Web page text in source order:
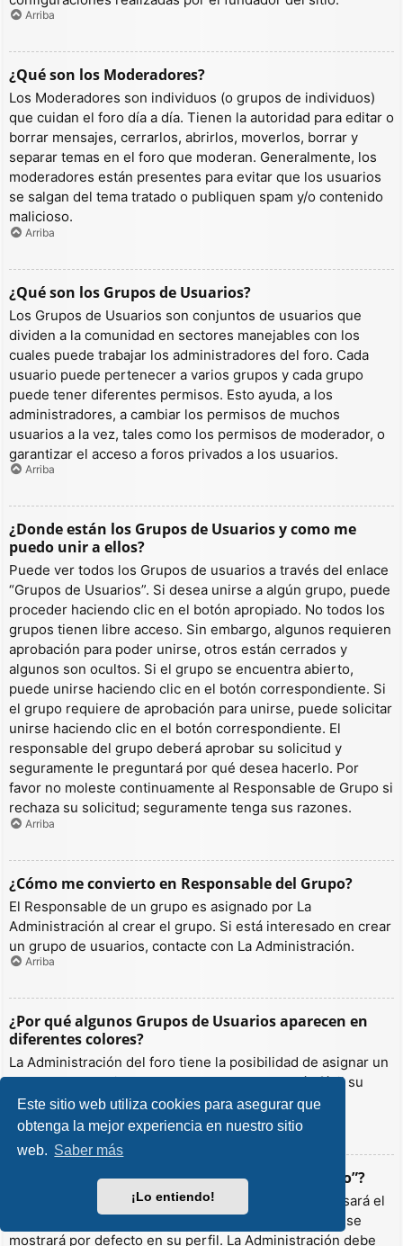
Este sitio web utiliza cookies para asegurar que
obtenga la mejor experiencia en nuestro sitio
web. Saber más
¡Lo entiendo!
Arriba
¿Qué son los Moderadores?
Los Moderadores son individuos (o grupos de individuos)
que cuidan el foro día a día. Tienen la autoridad para editar o
borrar mensajes, cerrarlos, abrirlos, moverlos, borrar y
separar temas en el foro que moderan. Generalmente, los
moderadores están presentes para evitar que los usuarios
se salgan del tema tratado o publiquen spam y/o contenido
malicioso.
Arriba
¿Qué son los Grupos de Usuarios?
Los Grupos de Usuarios son conjuntos de usuarios que
dividen a la comunidad en sectores manejables con los
cuales puede trabajar los administradores del foro. Cada
usuario puede pertenecer a varios grupos y cada grupo
puede tener diferentes permisos. Esto ayuda, a los
administradores, a cambiar los permisos de muchos
usuarios a la vez, tales como los permisos de moderador, o
garantizar el acceso a foros privados a los usuarios.
Arriba
¿Donde están los Grupos de Usuarios y como me
puedo unir a ellos?
Puede ver todos los Grupos de usuarios a través del enlace
“Grupos de Usuarios”. Si desea unirse a algún grupo, puede
proceder haciendo clic en el botón apropiado. No todos los
grupos tienen libre acceso. Sin embargo, algunos requieren
aprobación para poder unirse, otros están cerrados y
algunos son ocultos. Si el grupo se encuentra abierto,
puede unirse haciendo clic en el botón correspondiente. Si
el grupo requiere de aprobación para unirse, puede solicitar
unirse haciendo clic en el botón correspondiente. El
responsable del grupo deberá aprobar su solicitud y
seguramente le preguntará por qué desea hacerlo. Por
favor no moleste continuamente al Responsable de Grupo si
rechaza su solicitud; seguramente tenga sus razones.
Arriba
¿Cómo me convierto en Responsable del Grupo?
El Responsable de un grupo es asignado por La
Administración al crear el grupo. Si está interesado en crear
un grupo de usuarios, contacte con La Administración.
Arriba
¿Por qué algunos Grupos de Usuarios aparecen en
diferentes colores?
La Administración del foro tiene la posibilidad de asignar un
color a los usuarios de un grupo para hacer más fácil su
identificación.
Arriba
¿Qué es un “Grupo de Usuarios predeterminado”?
Si es miembro de más de un grupo por defecto, se usará el
“predeterminado” para determinar qué color y rango se
mostrará por defecto en su perfil. La Administración debe